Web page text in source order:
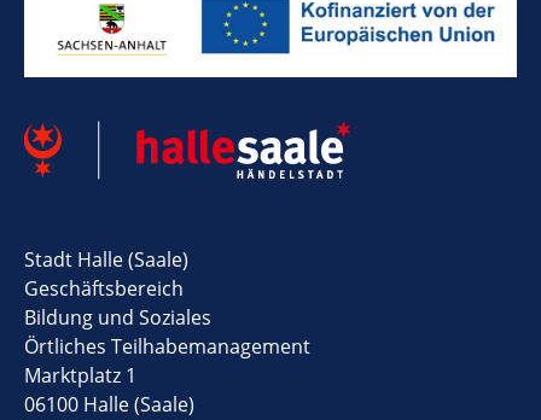
Stadt Halle (Saale)
Geschäftsbereich
Bildung und Soziales
Örtliches Teilhabemanagement
Marktplatz 1
06100 Halle (Saale)